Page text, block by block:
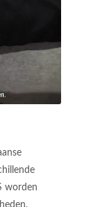
worden